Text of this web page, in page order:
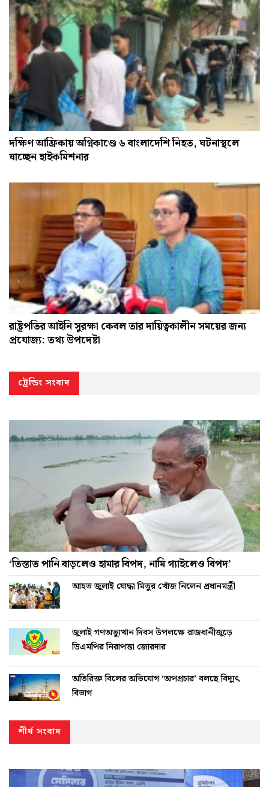
দক্ষিণ আফ্রিকায় অগ্নিকাণ্ডে ৬ বাংলাদেশি নিহত, ঘটনাস্থলে
যাচ্ছেন হাইকমিশনার
রাষ্ট্রপতির আইনি সুরক্ষা কেবল তার দায়িত্বকালীন সময়ের জন্য
প্রযোজ্য: তথ্য উপদেষ্টা
ট্রেন্ডিং সংবাদ
‘তিস্তাত পানি বাড়লেও হামার বিপদ, নামি গ্যাইলেও বিপদ’
আহত জুলাই যোদ্ধা মিতুর খোঁজ নিলেন প্রধানমন্ত্রী
জুলাই গণঅভ্যুত্থান দিবস উপলক্ষে রাজধানীজুড়ে
ডিএমপির নিরাপত্তা জোরদার
অতিরিক্ত বিলের অভিযোগ ‘অপপ্রচার’ বলছে বিদ্যুৎ
বিভাগ
শীর্ষ সংবাদ